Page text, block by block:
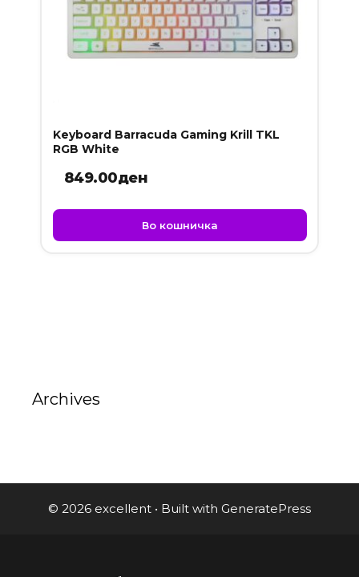
Keyboard Barracuda Gaming Krill TKL
RGB White
849.00ден
Во кошничка
Archives
© 2026 excellent • Built with GeneratePress